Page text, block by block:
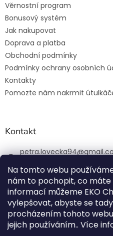
Na tomto webu
nám to pochopit, co
informací můžeme EKO
vylepšovat, abyste se
procházením tohoto
jejich používáním.. Více
Věrnostní program
Bonusový systém
Jak nakupovat
Doprava a platba
Obchodní podmínky
Podmínky ochrany osobních
Kontakty
Pomozte nám nakrmit
Kontakt
petra.lovecka94@
+420 774 131 648
ekochlupac.cz